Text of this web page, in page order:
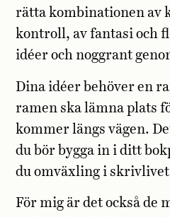
rätta kombinationen av
kontroll, av fantasi och
idéer och noggrant
Dina idéer behöver en
ramen ska lämna plats
kommer längs vägen.
du bör bygga in i ditt
du omväxling i
För mig är det också de